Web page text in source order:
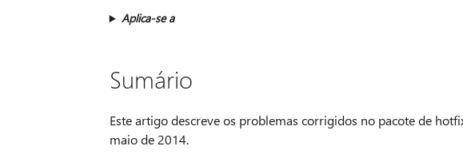
Aplica-se a
Sumário
Este artigo descreve os problemas corrigidos no pacote de
maio de 2014.